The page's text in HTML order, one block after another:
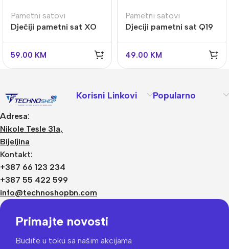
Pametni satovi
Dječiji pametni sat XO
59.00 KM
Pametni satovi
Djeciji pametni sat Q19
49.00 KM
Adresa:
Nikole Tesle 31a,
Bijeljina
Kontakt:
+387 66 123 234
+387 55 422 599
info@technoshopbn.com
Korisni Linkovi Popularno
Primajte novosti
Budite u toku sa našim akcijama